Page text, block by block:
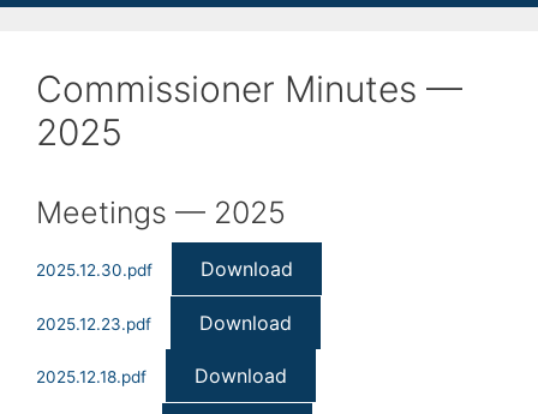
Commissioner Minutes —
2025
Meetings — 2025
2025.12.30.pdf Download
2025.12.23.pdf Download
2025.12.18.pdf Download